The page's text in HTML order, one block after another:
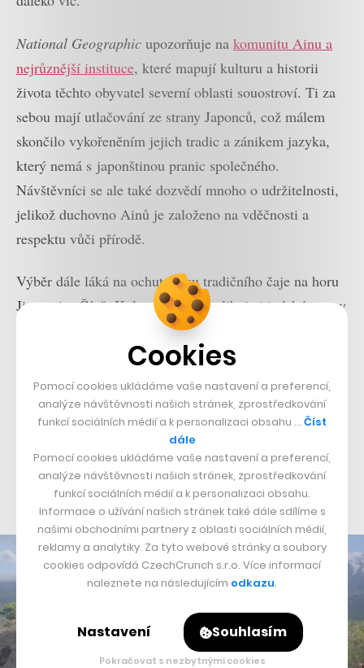
National Geographic upozorňuje na komunitu Ainu a
nejrůznější instituce, které mapují kulturu a historii
života těchto obyvatel severní oblasti souostroví. Ti za
sebou mají utlačování ze strany Japonců, což málem
skončilo vykořeněním jejich tradic a zánikem jazyka,
který nemá s japonštinou pranic společného.
Návštěvníci se ale také dozvědí mnoho o udržitelnosti,
jelikož duchovno Ainů je založeno na vděčnosti a
respektu vůči přírodě.
Výběr dále láká na ochutnávku tradičního čaje na horu
Jingmai v Číně. Kulturní požitky slibuje i italský ostrov
Procida v Neapolském zálivu. V Atlantě se lze
dozvědět více o peripetiích svobody slova a volebním
právu na území Spojených států. A v Londýně lze
zapomenout na všechny strasti díky hudebním zážitkům
v ulici Denmark Street.
Chimanimani, důkaz důležitosti
ochrany přírody
Cookies
Pomocí cookies ukládáme vaše nastavení a preferencí,
analýze návštěvnosti našich stránek, zprostředkování
funkcí sociálních médií a k personalizaci obsahu … Číst
dále
Pomocí cookies ukládáme vaše nastavení a preferencí,
analýze návštěvnosti našich stránek, zprostředkování
funkcí sociálních médií a k personalizaci obsahu.
Informace o užívání našich stránek také dále sdílíme s
našimi obchodními partnery z oblasti sociálních médií,
reklamy a analytiky. Za tyto webové stránky a soubory
cookies odpovídá CzechCrunch s.r.o. Více informací
naleznete na následujícím odkazu.
Nastavení Souhlasím
Pokračovat s nezbytnými cookies